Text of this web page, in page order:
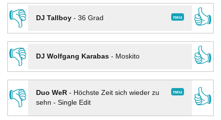
👎
neu
DJ Tallboy- 36 Grad
👍
👎
DJ Wolfgang Karabas- Moskito
👍
👎
neu
Duo WeR- Höchste Zeit sich wieder zu
sehn - Single Edit
👍